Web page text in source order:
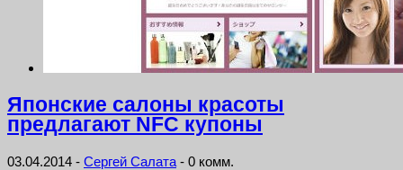
Японские салоны красоты
предлагают NFC купоны
03.04.2014 - Сергей Салата - 0 комм.